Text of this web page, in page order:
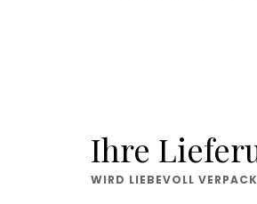
Ihre
WIRD LIEBEVOLL